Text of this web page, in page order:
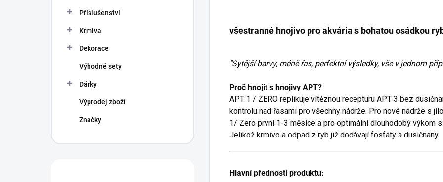
Příslušenství
Krmiva
Dekorace
Výhodné sety
Dárky
Výprodej zboží
Značky
všestranné hnojivo pro akvária s bohatou osádkou
"Sytější barvy, méně řas, perfektní výsledky, vše v jednom
Proč hnojit s hnojivy APT?
APT 1 / ZERO replikuje vítěznou recepturu APT 3 bez
kontrolu nad řasami pro všechny nádrže. Pro nové nádrže s
1/ Zero první 1-3 měsíce a pro optimální dlouhodobý výkom
Jelikož krmivo a odpad z ryb již dodávají fosfáty a dusičnany.
Hlavní přednosti produktu: